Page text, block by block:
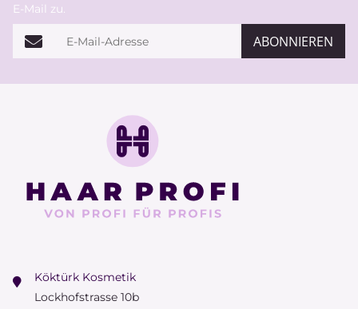
E-Mail zu.
E-Mail-Adresse ABONNIEREN
Köktürk Kosmetik
Lockhofstrasse 10b